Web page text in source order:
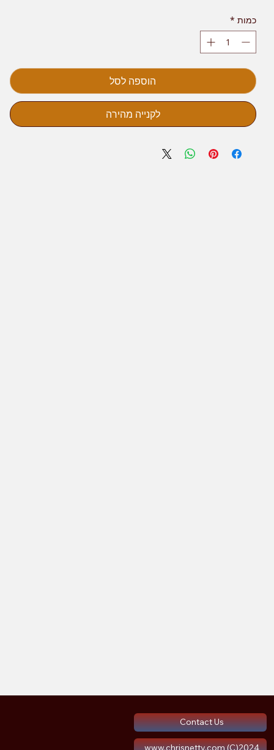
כמות *
הוספה לסל
לקנייה מהירה
Contact Us
www.chrisnettv.com (C)2024